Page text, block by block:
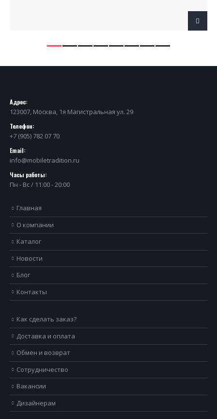
Адрес:
123007, Москва, 1я Магистральная ул. 29
Телефон:
+7 (905) 782 07 70
Email:
info@mobiletradition.ru
Часы работы:
Пн - Вс / 11:00 - 20:00
Главная
О компании
Каталог
Новости
Блог
Контакты
Как сделать заказ?
Доставка и оплата
Обмен и возврат
Сотрудничество
Вакансии
Дизайнерам